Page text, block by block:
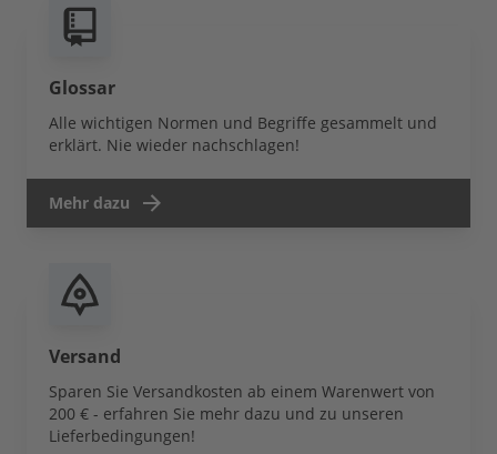
Glossar
Alle wichtigen Normen und Begriffe gesammelt und
erklärt. Nie wieder nachschlagen!
Mehr dazu
Versand
Sparen Sie Versandkosten ab einem Warenwert von
200 € - erfahren Sie mehr dazu und zu unseren
Lieferbedingungen!